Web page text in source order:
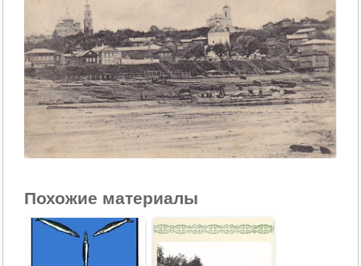
Похожие материалы